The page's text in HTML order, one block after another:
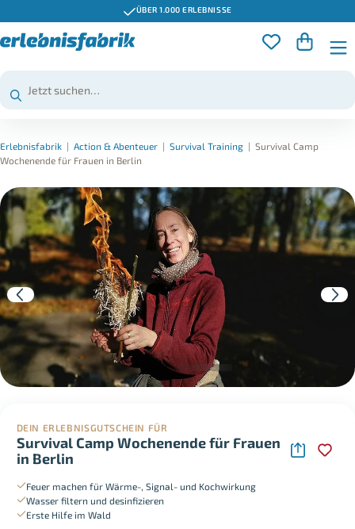
ÜBER 1.000 ERLEBNISSE
Erlebnisfabrik | Action & Abenteuer | Survival Training | Survival Camp
Wochenende für Frauen in Berlin
DEIN ERLEBNISGUTSCHEIN FÜR
Survival Camp Wochenende für Frauen
in Berlin
Feuer machen für Wärme-, Signal- und Kochwirkung
Wasser filtern und desinfizieren
Erste Hilfe im Wald